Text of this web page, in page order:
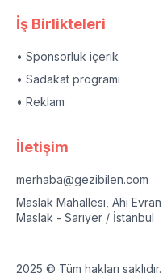
İş Birlikteleri
• Sponsorluk içerik
• Sadakat programı
• Reklam
İletişim
merhaba@gezibilen.com
Maslak Mahallesi, Ahi
Maslak - Sarıyer / İstanbul
2025 © Tüm hakları